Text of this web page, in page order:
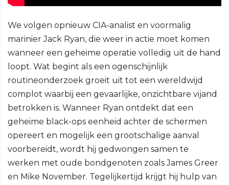
We volgen opnieuw CIA-analist en voormalig
marinier Jack Ryan, die weer in actie moet komen
wanneer een geheime operatie volledig uit de hand
loopt. Wat begint als een ogenschijnlijk
routineonderzoek groeit uit tot een wereldwijd
complot waarbij een gevaarlijke, onzichtbare vijand
betrokken is. Wanneer Ryan ontdekt dat een
geheime black-ops eenheid achter de schermen
opereert en mogelijk een grootschalige aanval
voorbereidt, wordt hij gedwongen samen te
werken met oude bondgenoten zoals James Greer
en Mike November. Tegelijkertijd krijgt hij hulp van